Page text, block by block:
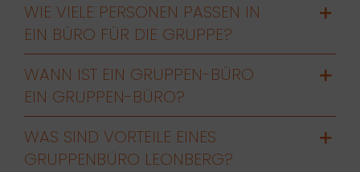
WIE VIELE PERSONEN PASSEN IN
EIN BÜRO FÜR DIE GRUPPE?
WANN IST EIN GRUPPEN-BÜRO
EIN GRUPPEN-BÜRO?
WAS SIND VORTEILE EINES
GRUPPENBÜRO LEONBERG?